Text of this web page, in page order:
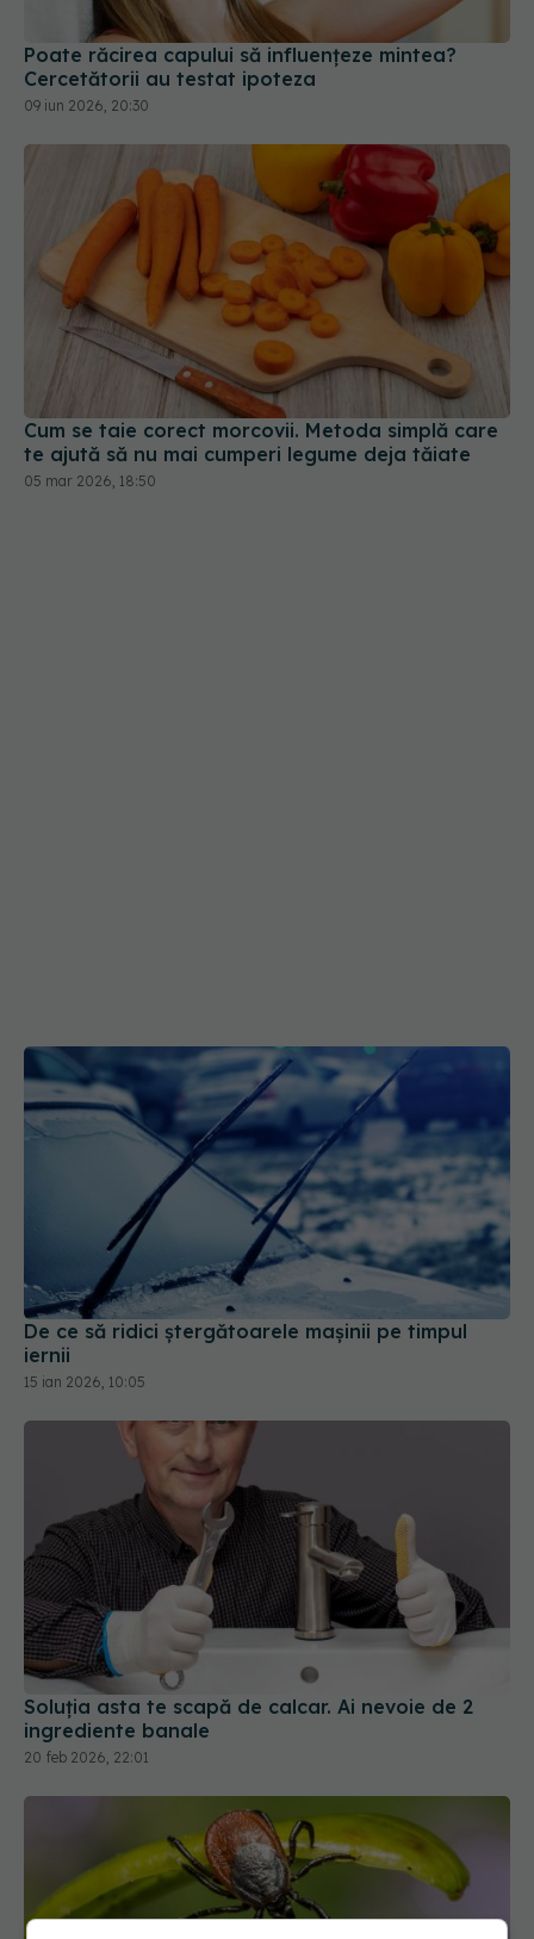
Poate răcirea capului să influențeze mintea?
Cercetătorii au testat ipoteza
09 iun 2026, 20:30
Cum se taie corect morcovii. Metoda simplă care
te ajută să nu mai cumperi legume deja tăiate
05 mar 2026, 18:50
De ce să ridici ștergătoarele mașinii pe timpul
iernii
15 ian 2026, 10:05
Soluția asta te scapă de calcar. Ai nevoie de 2
ingrediente banale
20 feb 2026, 22:01